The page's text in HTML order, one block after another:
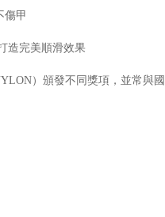
傷甲
造完美順滑效果
）頒發不同獎項，並常與